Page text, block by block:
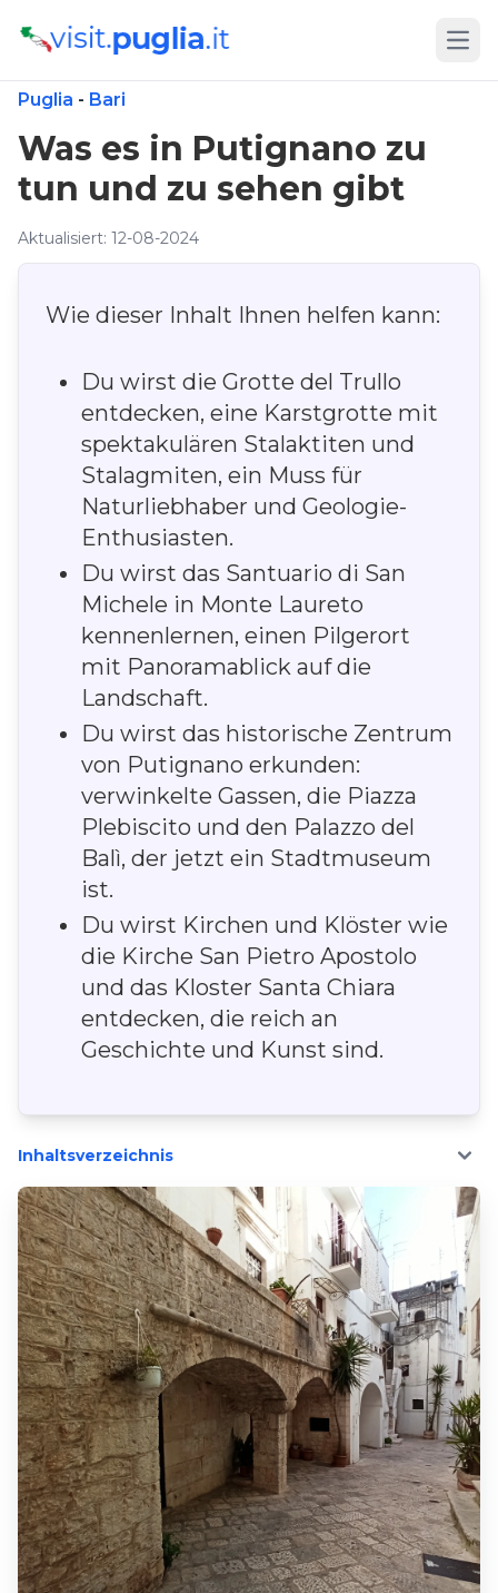
Puglia - Bari
Was es in Putignano zu
tun und zu sehen gibt
Aktualisiert: 12-08-2024
Wie dieser Inhalt Ihnen helfen kann:
Du wirst die Grotte del Trullo
entdecken, eine Karstgrotte mit
spektakulären Stalaktiten und
Stalagmiten, ein Muss für
Naturliebhaber und Geologie-
Enthusiasten.
Du wirst das Santuario di San
Michele in Monte Laureto
kennenlernen, einen Pilgerort
mit Panoramablick auf die
Landschaft.
Du wirst das historische Zentrum
von Putignano erkunden:
verwinkelte Gassen, die Piazza
Plebiscito und den Palazzo del
Balì, der jetzt ein Stadtmuseum
ist.
Du wirst Kirchen und Klöster wie
die Kirche San Pietro Apostolo
und das Kloster Santa Chiara
entdecken, die reich an
Geschichte und Kunst sind.
Inhaltsverzeichnis